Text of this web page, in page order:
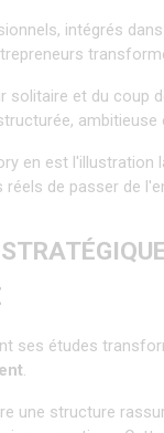
intégrés
solitaire et du coup
en est
de passer de
ses études
.
une structure